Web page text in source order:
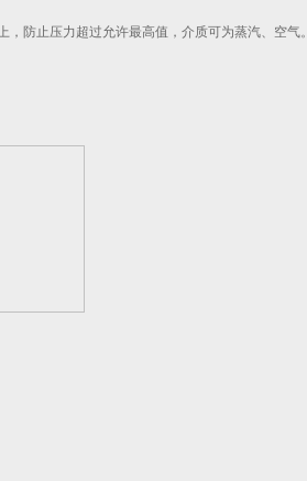
防止压力超过允许最高值，介质可为蒸汽、空气。